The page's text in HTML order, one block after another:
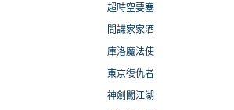
超時空要塞
間諜家家酒
庫洛魔法使
東京復仇者
神劍闖江湖